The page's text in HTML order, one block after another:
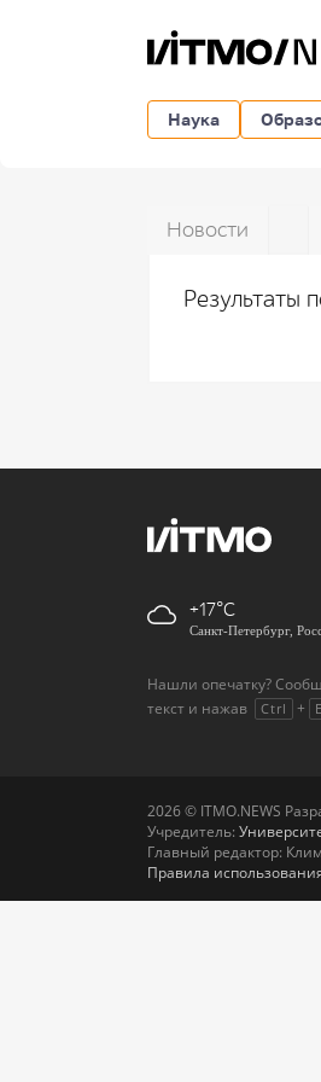
Наука
Новости
Результаты
+17
Санкт-Петербург,
Нашли опечатку?
текст и нажав
Ctrl +
2026 © ITMO.NEWS
Учредитель:
Главный редактор:
Правила